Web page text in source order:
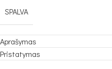
SPALVA
Aprašymas
Pristatymas